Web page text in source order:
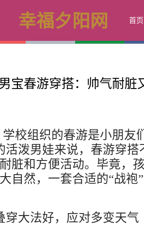
幸福夕阳网 首页
宝春游穿搭：帅气耐脏
校组织的春游是小朋友
活泼男娃来说，春游穿搭
脏和方便活动。毕竟，
自然，一套合适的“战袍
穿大法好，应对多变天气